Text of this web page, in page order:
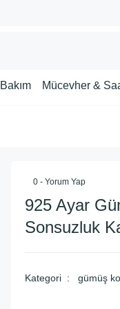
Mücevher &
0 - Yorum Yap
925 Ayar
Sonsuzluk
Kategori gümüş